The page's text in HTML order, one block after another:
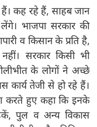
कह रहे हैं, साहब जान
भाजपा सरकार की
व किसान के प्रति है,
सरकार किसी भी
के लोगों ने अच्छे
कार्य तेजी से हो रहे हैं।
करते हुए कहा कि इनके
पुल व अन्य विकास